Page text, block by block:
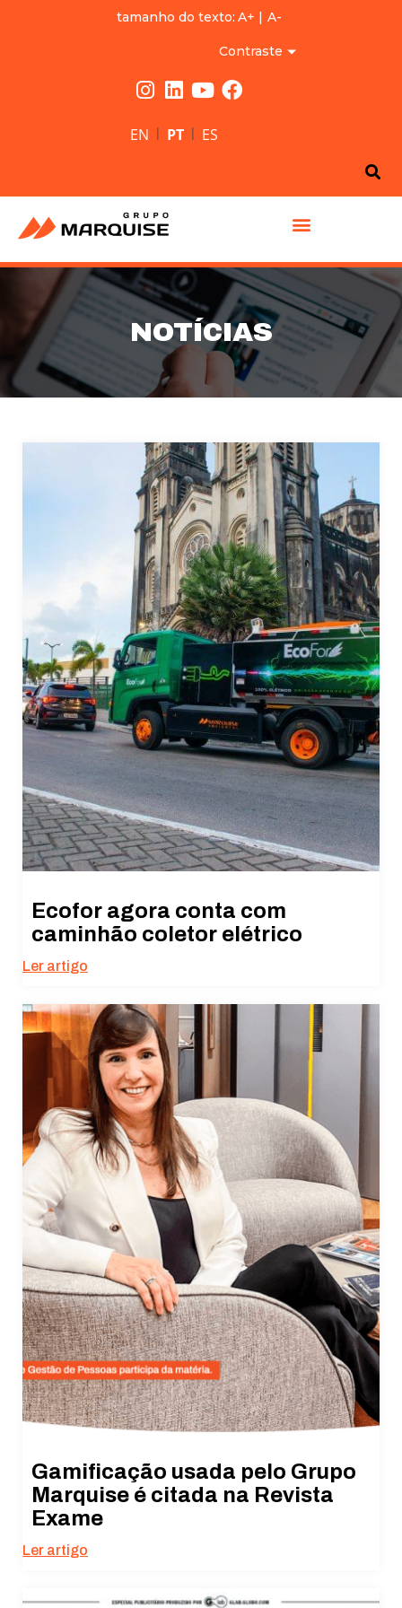
tamanho do texto: A+ | A-
Contraste
EN | PT | ES
NOTÍCIAS
Ecofor agora conta com
caminhão coletor elétrico
Ler artigo
Gamificação usada pelo Grupo
Marquise é citada na Revista
Exame
Ler artigo